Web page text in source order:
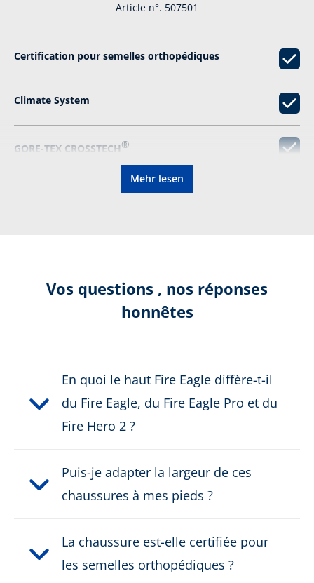
Article n°. 507501
Certification pour semelles orthopédiques
Climate System
GORE-TEX CROSSTECH®
CE 0193 EN ISO 15090:2012
noir
Hauteur en cm: 23,0 cm
Matière supérieure: Cuir
Protection de coupe:
aucune protection anti-
Mehr lesen
Vos questions , nos réponses
honnêtes
En quoi le haut Fire Eagle diffère-t-il
du Fire Eagle, du Fire Eagle Pro et du
Fire Hero 2 ?
Puis-je adapter la largeur de ces
chaussures à mes pieds ?
La chaussure est-elle certifiée pour
les semelles orthopédiques ?